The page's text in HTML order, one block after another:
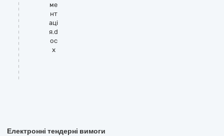
ме
нт
аці
я.d
oc
x
Електронні тендерні вимоги